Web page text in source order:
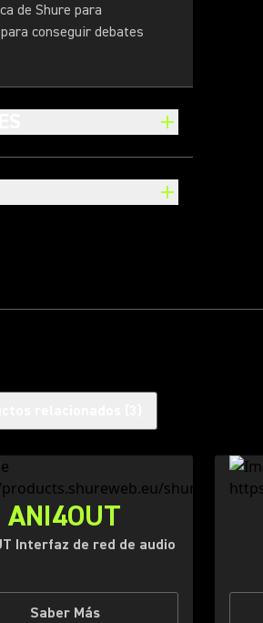
de Shure para
conseguir debates
ANI4OUT
Interfaz de red de audio
Saber Más